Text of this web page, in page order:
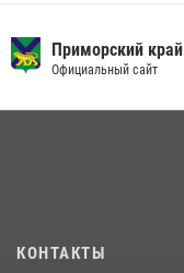
09 июля 2026, 06:08 2
08 июля 2026, 07:52
Приморский край
Официальный сайт
КОНТАКТЫ